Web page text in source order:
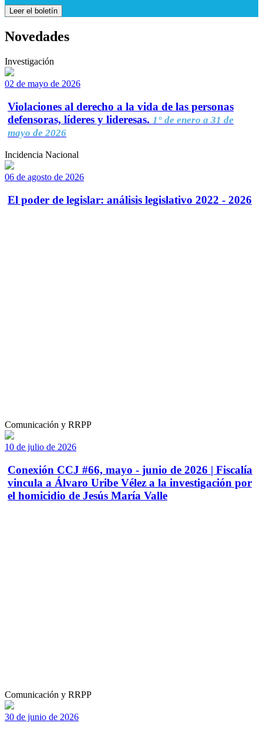
Leer el boletín
Novedades
Investigación
02 de mayo de 2026
Violaciones al derecho a la vida de las personas
defensoras, líderes y lideresas. 1° de enero a 31 de
mayo de 2026
Incidencia Nacional
06 de agosto de 2026
El poder de legislar: análisis legislativo 2022 - 2026
Comunicación y RRPP
10 de julio de 2026
Conexión CCJ #66, mayo - junio de 2026 | Fiscalía
vincula a Álvaro Uribe Vélez a la investigación por
el homicidio de Jesús María Valle
Comunicación y RRPP
30 de junio de 2026